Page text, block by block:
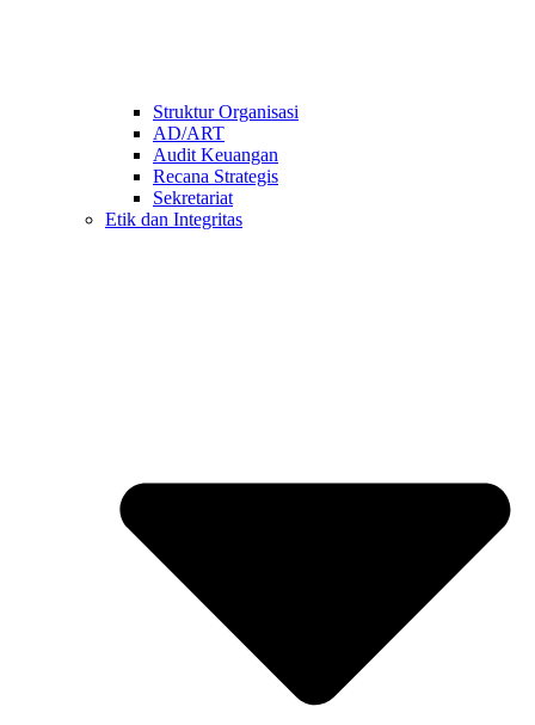
Struktur Organisasi
AD/ART
Audit Keuangan
Recana Strategis
Sekretariat
Etik dan Integritas